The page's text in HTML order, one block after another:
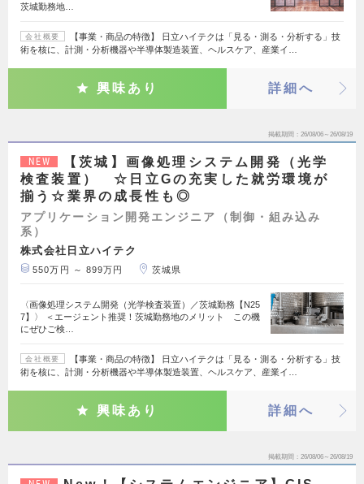
茨城勤務地…
会社概要
【事業・商品の特徴】 日立ハイテクは「見る・測る・分析する」技
術を核に、計測・分析機器や半導体製造装置、ヘルスケア、産業イ…
興味あり 詳細へ
掲載期間 26/08/06～26/08/19
NEW
【茨城】画像処理システム開発（光学
検査装置） ☆日立Gの充実した就労環境が
揃う☆業界の成長性も◎
アプリケーション開発エンジニア（制御・組み込み
系）
株式会社日立ハイテク
550万円 ～ 899万円 茨城県
〈画像処理システム開発（光学検査装置）／茨城勤務【N25
7】〉 ＜エージェント推奨！茨城勤務地のメリット この機
にぜひご検…
会社概要
【事業・商品の特徴】 日立ハイテクは「見る・測る・分析する」技
術を核に、計測・分析機器や半導体製造装置、ヘルスケア、産業イ…
興味あり 詳細へ
掲載期間 26/08/06～26/08/19